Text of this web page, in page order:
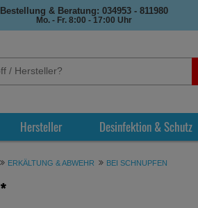
Bestellung & Beratung: 034953 - 811980
Mo. - Fr. 8:00 - 17:00 Uhr
Hersteller Desinfektion & Schutz
ERKÄLTUNG & ABWEHR BEI SCHNUPFEN
*